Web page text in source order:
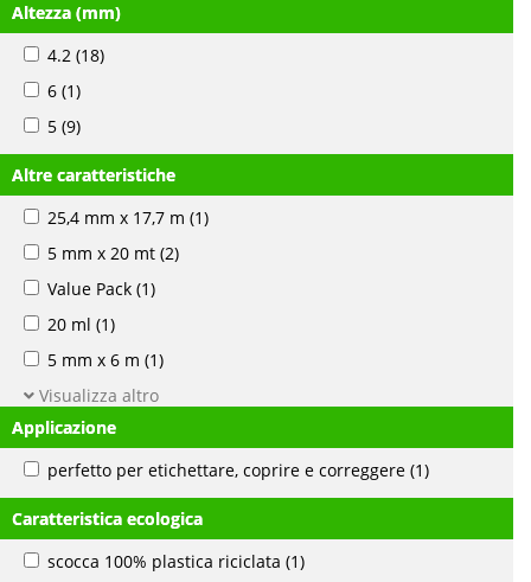
Altezza (mm)
4.2 (18)
6 (1)
5 (9)
Altre caratteristiche
25,4 mm x 17,7 m (1)
5 mm x 20 mt (2)
Value Pack (1)
20 ml (1)
5 mm x 6 m (1)
Visualizza altro
Applicazione
perfetto per etichettare, coprire e correggere (1)
Caratteristica ecologica
scocca 100% plastica riciclata (1)